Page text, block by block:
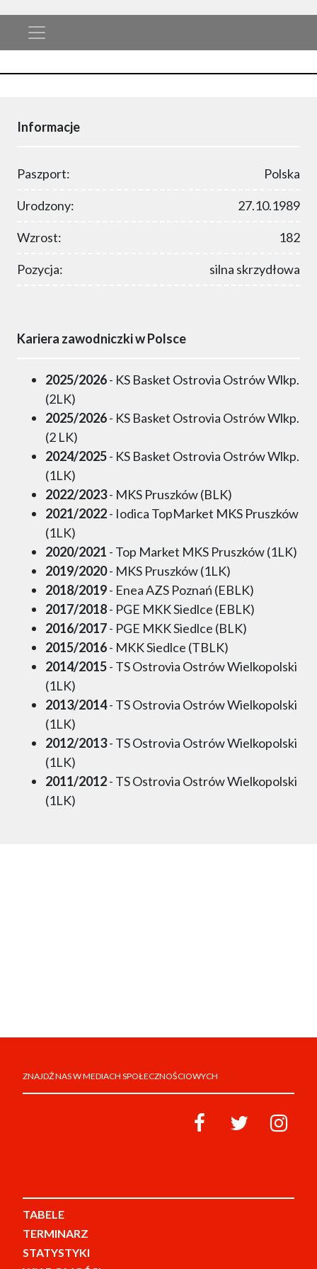
Informacje
Paszport: Polska
Urodzony: 27.10.1989
Wzrost: 182
Pozycja: silna skrzydłowa
Kariera zawodniczki w Polsce
2025/2026- KS Basket Ostrovia Ostrów Wlkp.
(2LK)
2025/2026- KS Basket Ostrovia Ostrów Wlkp.
(2 LK)
2024/2025- KS Basket Ostrovia Ostrów Wlkp.
(1LK)
2022/2023- MKS Pruszków (BLK)
2021/2022- Iodica TopMarket MKS Pruszków
(1LK)
2020/2021 - Top Market MKS Pruszków (1LK)
2019/2020- MKS Pruszków (1LK)
2018/2019- Enea AZS Poznań (EBLK)
2017/2018- PGE MKK Siedlce (EBLK)
2016/2017- PGE MKK Siedlce (BLK)
2015/2016- MKK Siedlce (TBLK)
2014/2015- TS Ostrovia Ostrów Wielkopolski
(1LK)
2013/2014- TS Ostrovia Ostrów Wielkopolski
(1LK)
2012/2013- TS Ostrovia Ostrów Wielkopolski
(1LK)
2011/2012- TS Ostrovia Ostrów Wielkopolski
(1LK)
ZNAJDŹ NAS W MEDIACH SPOŁECZNOŚCIOWYCH
TABELE
TERMINARZ
STATYSTYKI